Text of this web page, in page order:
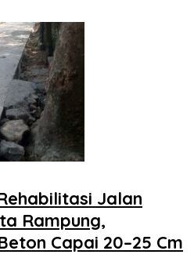
Jalan
Rampung,
Capai 20–25 Cm